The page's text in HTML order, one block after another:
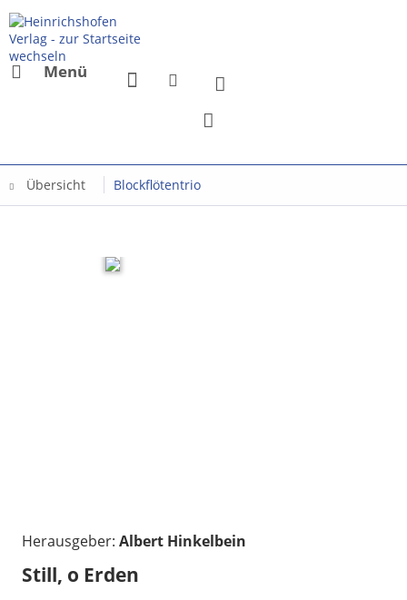
Menü
Übersicht Blockflötentrio
Herausgeber: Albert Hinkelbein
Still, o Erden